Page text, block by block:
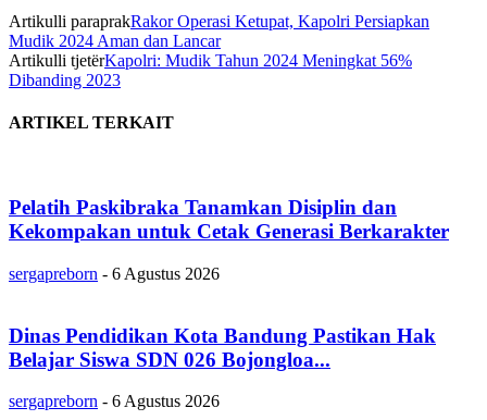
Artikulli paraprakRakor Operasi Ketupat, Kapolri Persiapkan
Mudik 2024 Aman dan Lancar
Artikulli tjetërKapolri: Mudik Tahun 2024 Meningkat 56%
Dibanding 2023
ARTIKEL TERKAIT
Pelatih Paskibraka Tanamkan Disiplin dan
Kekompakan untuk Cetak Generasi Berkarakter
sergapreborn - 6 Agustus 2026
Dinas Pendidikan Kota Bandung Pastikan Hak
Belajar Siswa SDN 026 Bojongloa...
sergapreborn - 6 Agustus 2026